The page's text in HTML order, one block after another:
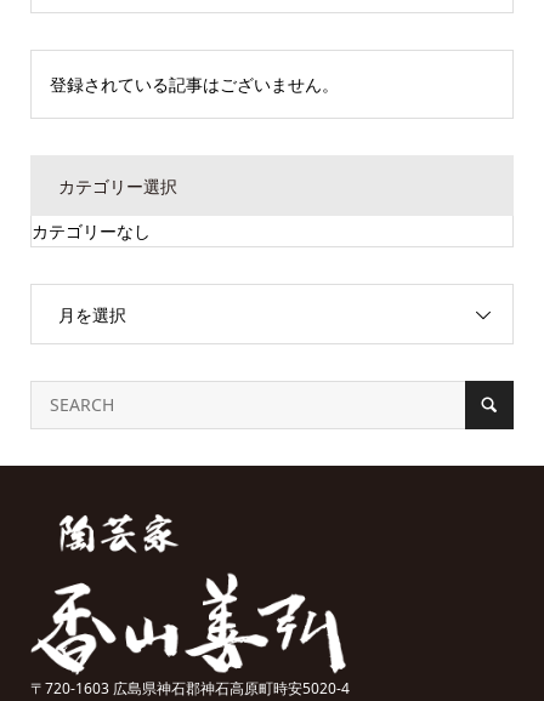
登録されている記事はございません。
カテゴリー選択
カテゴリーなし
月を選択
〒720-1603 広島県神石郡神石高原町時安5020-4